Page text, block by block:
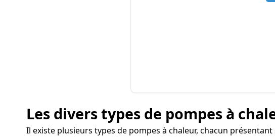
Les divers types de pompes à
Il existe plusieurs types de pompes à chaleur, chacun